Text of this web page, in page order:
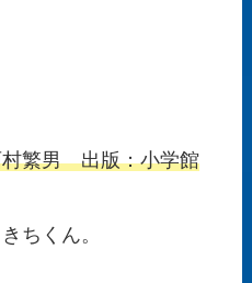
繁男 出版：小学館
ちくん。